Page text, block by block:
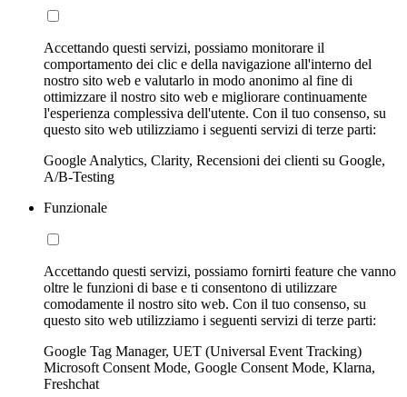
Accettando questi servizi, possiamo monitorare il
comportamento dei clic e della navigazione all'interno del
nostro sito web e valutarlo in modo anonimo al fine di
ottimizzare il nostro sito web e migliorare continuamente
l'esperienza complessiva dell'utente. Con il tuo consenso, su
questo sito web utilizziamo i seguenti servizi di terze parti:
Google Analytics, Clarity, Recensioni dei clienti su Google,
A/B-Testing
Funzionale
Accettando questi servizi, possiamo fornirti feature che vanno
oltre le funzioni di base e ti consentono di utilizzare
comodamente il nostro sito web. Con il tuo consenso, su
questo sito web utilizziamo i seguenti servizi di terze parti:
Google Tag Manager, UET (Universal Event Tracking)
Microsoft Consent Mode, Google Consent Mode, Klarna,
Freshchat